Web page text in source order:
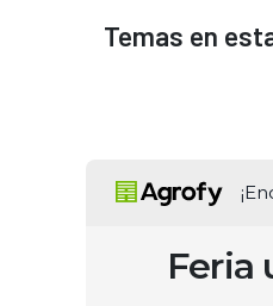
Temas en
Feria